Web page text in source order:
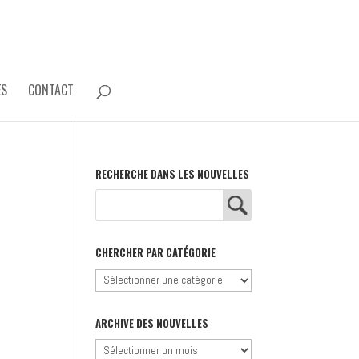
CONTACT
RECHERCHE DANS LES NOUVELLES
CHERCHER PAR CATÉGORIE
Chercher
catégorie
ARCHIVE DES NOUVELLES
Archive